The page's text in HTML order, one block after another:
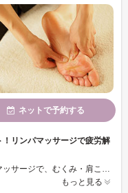
ネットで予約する
！リンパマッサージで疲労解
完全予約制のプライベートサロン◇リンパマッサージで、むくみ・肩こり疲労感などを解消します。リピートされるお客様のことを考えた、お得な回数券やリーズナブルな料金設定。確かな技術力を持ったセラピストが、丁寧なカウンセリングをした上でお客様に合わせた施術を致します。日常の疲れを癒し、リラックスしてお過ごしください♪パウダースペースもご用意◎
もっと見る